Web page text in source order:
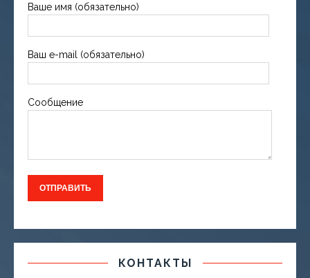
Ваше имя (обязательно)
Ваш e-mail (обязательно)
Сообщение
КОНТАКТЫ